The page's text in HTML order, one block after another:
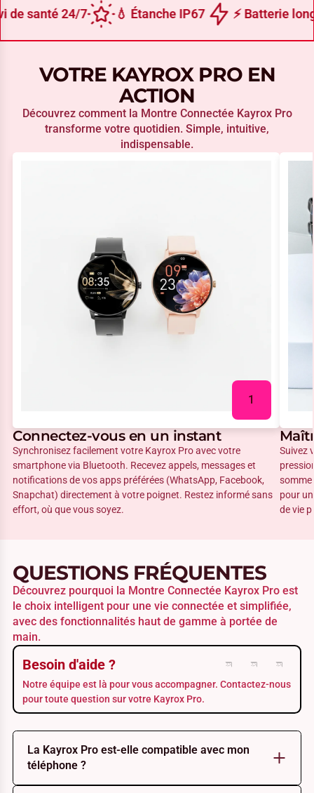
santé 24/7 💧 Étanche IP67 ⚡ Batterie
VOTRE KAYROX PRO EN
ACTION
Découvrez comment la Montre Connectée Kayrox Pro
transforme votre quotidien. Simple, intuitive,
indispensable.
1
Connectez-vous en un instant
Synchronisez facilement votre Kayrox Pro avec votre
smartphone via Bluetooth. Recevez appels, messages et
notifications de vos apps préférées (WhatsApp, Facebook,
Snapchat) directement à votre poignet. Restez informé sans
effort, où que vous soyez.
Suivez
pour
de vie
QUESTIONS FRÉQUENTES
Découvrez pourquoi la Montre Connectée Kayrox Pro est
le choix intelligent pour une vie connectée et simplifiée,
avec des fonctionnalités haut de gamme à portée de
main.
Besoin d'aide ?
Notre équipe est là pour vous accompagner. Contactez-nous
pour toute question sur votre Kayrox Pro.
La Kayrox Pro est-elle compatible avec mon
téléphone ?